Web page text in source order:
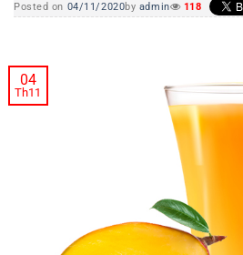
Posted on 04/11/2020by admin 118
04
Th11